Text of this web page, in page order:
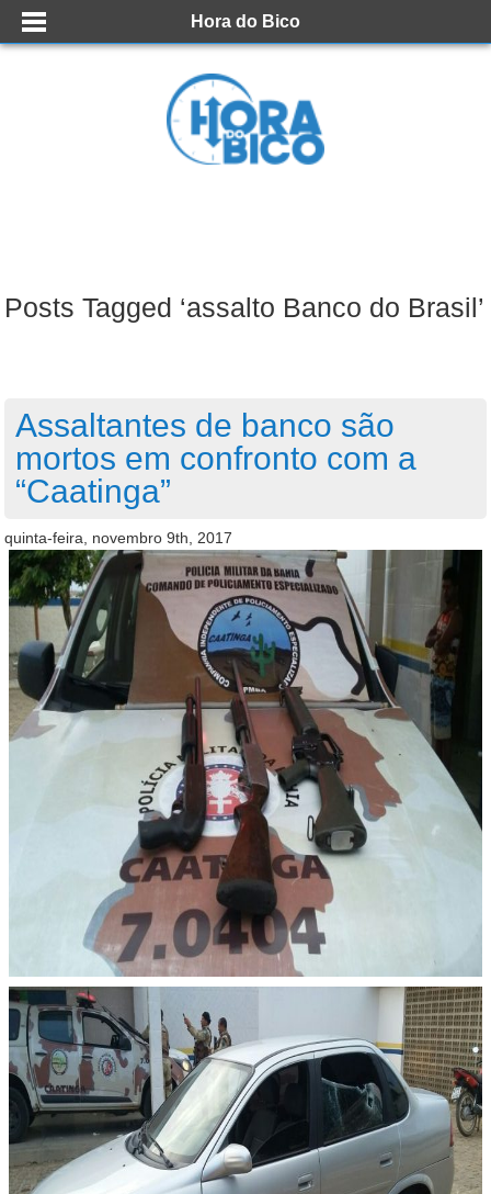
Hora do Bico
Posts Tagged ‘assalto Banco do Brasil’
Assaltantes de banco são
mortos em confronto com a
“Caatinga”
quinta-feira, novembro 9th, 2017